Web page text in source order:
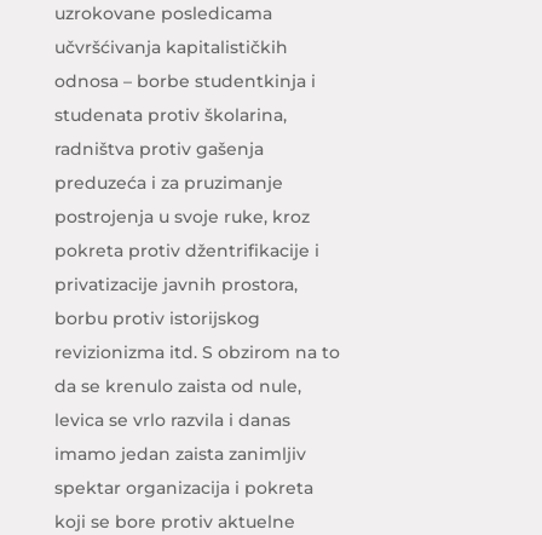
uzrokovane posledicama
učvršćivanja kapitalističkih
odnosa – borbe studentkinja i
studenata protiv školarina,
radništva protiv gašenja
preduzeća i za pruzimanje
postrojenja u svoje ruke, kroz
pokreta protiv džentrifikacije i
privatizacije javnih prostora,
borbu protiv istorijskog
revizionizma itd. S obzirom na to
da se krenulo zaista od nule,
levica se vrlo razvila i danas
imamo jedan zaista zanimljiv
spektar organizacija i pokreta
koji se bore protiv aktuelne